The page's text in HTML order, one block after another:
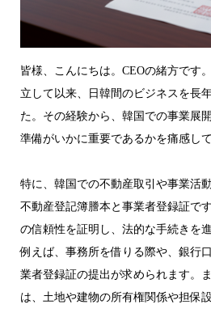
皆様、こんにちは。CEOの緒方です
立して以来、日韓間のビジネスを長
た。その経験から、韓国での事業展
準備がいかに重要であるかを痛感して
特に、韓国での不動産取引や事業活
不動産登記簿謄本と事業者登録証で
の信頼性を証明し、法的な手続きを
例えば、事務所を借りる際や、銀行
業者登録証の提出が求められます。
は、土地や建物の所有権関係や担保